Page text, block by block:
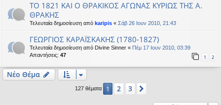
ΤΟ 1821 ΚΑΙ Ο ΘΡΑΚΙΚΟΣ ΑΓΩΝΑΣ ΚΥΡΙΩΣ ΤΗΣ Α.
ΘΡΑΚΗΣ
Τελευταία δημοσίευση από karipis « Σάβ 26 Ιουν 2010, 21:43
ΓΕΩΡΓΙΟΣ ΚΑΡΑΪΣΚΑΚΗΣ (1780-1827)
Τελευταία δημοσίευση από Divine Sinner « Πέμ 17 Ιουν 2010, 03:39
Απαντήσεις: 47 1 2
Νέο Θέμα
127 θέματα 1 2 3